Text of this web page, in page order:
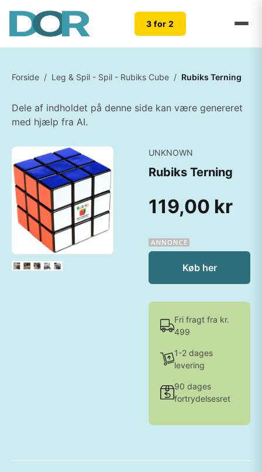
3 for 2
Forside / Leg & Spil - Spil - Rubiks Cube / Rubiks Terning
Dele af indholdet på denne side kan være genereret
med hjælp fra AI.
UNKNOWN
Rubiks Terning
119,00 kr
Køb her
Fri fragt fra kr.
499
1-2 dages
levering
90 dages
fortrydelsesret